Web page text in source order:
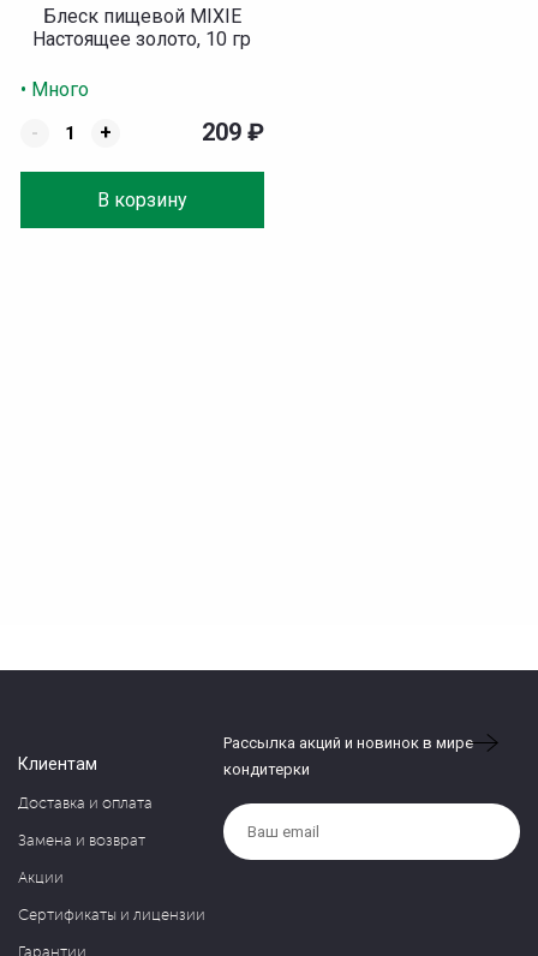
Блеск пищевой MIXIE
Настоящее золото, 10 гр
• Много
-
+
В корзину
209 ₽
Клиентам
Доставка и оплата
Замена и возврат
Акции
Сертификаты и лицензии
Гарантии
Рассылка акций и новинок в мире
кондитерки